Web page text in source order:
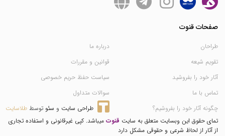
صفحات قنوت
طراحان
تقویم شیعه
آثار خود را بفروشید
تماس با ما
چگونه آثار خود را بفروشیم؟
درباره ما
قوانین و مقررات
سیاست حفظ حریم خصوصی
سوالات متداول
طراحی سایت و سئو توسط طلاسایت
تمای حقوق این وبسایت متعلق به سایت قنوت میباشد. کپی غیرقانونی و استفاده تجاری
از آثار از لحاظ شرعی و حقوقی مشکل دارد